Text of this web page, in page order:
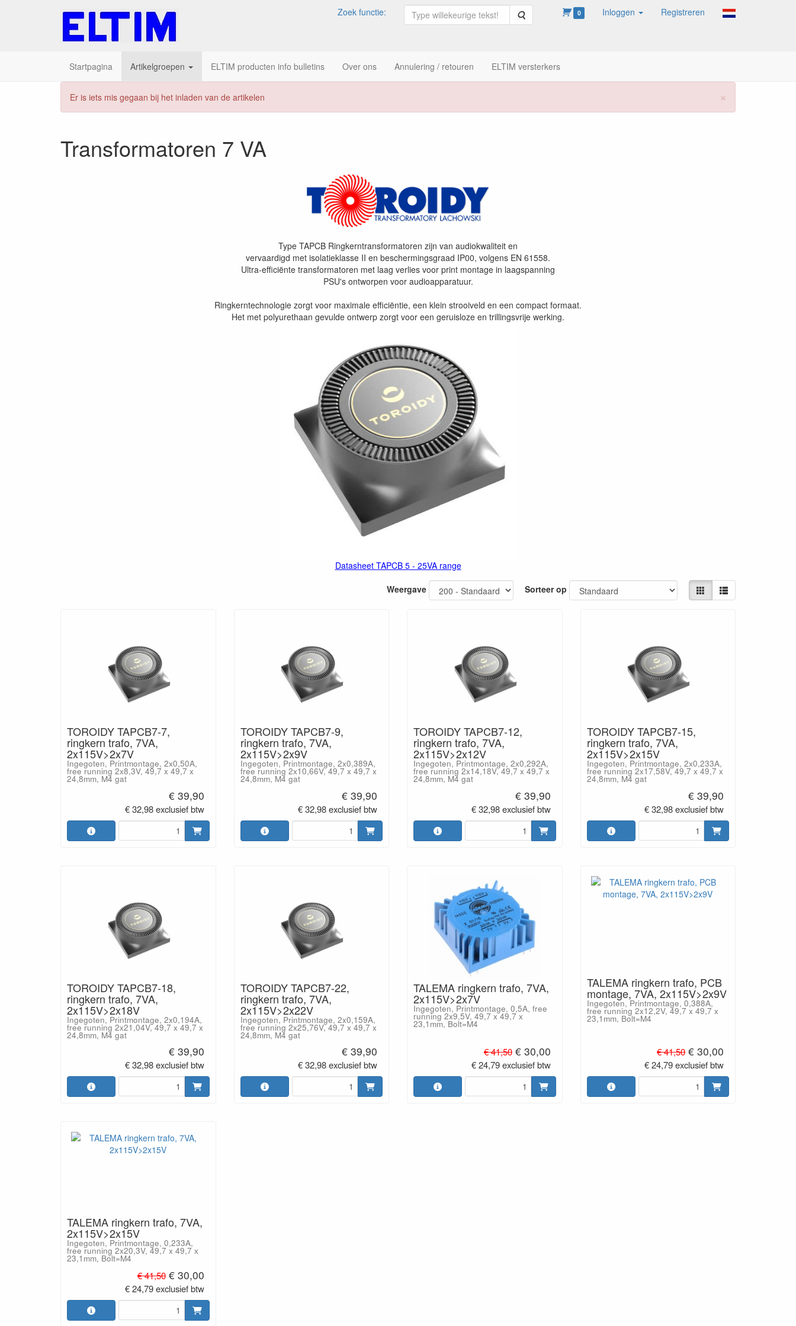
Zoek functie: Zoeken 0 Inloggen Registreren
Startpagina Artikelgroepen ELTIM producten info bulletins Over ons Annulering / retouren ELTIM versterkers
×
Er is iets mis gegaan bij het inladen van de artikelen
Home Producten TOROIDY Transformatoren
Transformatoren 7 VA
Type TAPCB Ringkerntransformatoren zijn van audiokwaliteit en
vervaardigd met isolatieklasse II en beschermingsgraad IP00, volgens EN 61558.
Ultra-efficiënte transformatoren met laag verlies voor print montage in laagspanning
PSU's ontworpen voor audioapparatuur.
Ringkerntechnologie zorgt voor maximale efficiëntie, een klein strooiveld en een compact formaat.
Het met polyurethaan gevulde ontwerp zorgt voor een geruisloze en trillingsvrije werking.
Datasheet TAPCB 5 - 25VA range
Weergave
Sorteer op
TOROIDY TAPCB7-7,
ringkern trafo, 7VA,
2x115V>2x7V
Ingegoten, Printmontage, 2x0,50A,
free running 2x8,3V, 49,7 x 49,7 x
24,8mm, M4 gat
€ 39,90
€ 32,98 exclusief btw
TOROIDY TAPCB7-9,
ringkern trafo, 7VA,
2x115V>2x9V
Ingegoten, Printmontage, 2x0,389A,
free running 2x10,66V, 49,7 x 49,7 x
24,8mm, M4 gat
€ 39,90
€ 32,98 exclusief btw
TOROIDY TAPCB7-12,
ringkern trafo, 7VA,
2x115V>2x12V
Ingegoten, Printmontage, 2x0,292A,
free running 2x14,18V, 49,7 x 49,7 x
24,8mm, M4 gat
€ 39,90
€ 32,98 exclusief btw
TOROIDY TAPCB7-15,
ringkern trafo, 7VA,
2x115V>2x15V
Ingegoten, Printmontage, 2x0,233A,
free running 2x17,58V, 49,7 x 49,7 x
24,8mm, M4 gat
€ 39,90
€ 32,98 exclusief btw
TOROIDY TAPCB7-18,
ringkern trafo, 7VA,
2x115V>2x18V
Ingegoten, Printmontage, 2x0,194A,
free running 2x21,04V, 49,7 x 49,7 x
24,8mm, M4 gat
€ 39,90
€ 32,98 exclusief btw
TOROIDY TAPCB7-22,
ringkern trafo, 7VA,
2x115V>2x22V
Ingegoten, Printmontage, 2x0,159A,
free running 2x25,76V, 49,7 x 49,7 x
24,8mm, M4 gat
€ 39,90
€ 32,98 exclusief btw
TALEMA ringkern trafo, 7VA,
2x115V>2x7V
Ingegoten, Printmontage, 0,5A, free
running 2x9,5V, 49,7 x 49,7 x
23,1mm, Bolt=M4
€ 41,50 € 30,00
€ 24,79 exclusief btw
TALEMA ringkern trafo, PCB
montage, 7VA, 2x115V>2x9V
Ingegoten, Printmontage, 0,388A,
free running 2x12,2V, 49,7 x 49,7 x
23,1mm, Bolt=M4
€ 41,50 € 30,00
€ 24,79 exclusief btw
TALEMA ringkern trafo, 7VA,
2x115V>2x15V
Ingegoten, Printmontage, 0,233A,
free running 2x20,3V, 49,7 x 49,7 x
23,1mm, Bolt=M4
€ 41,50 € 30,00
€ 24,79 exclusief btw